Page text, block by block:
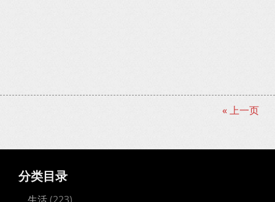
« 上一页
分类目录